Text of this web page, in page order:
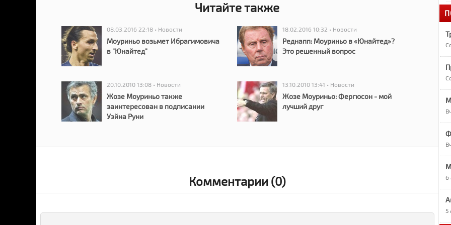
Читайте также
08.03.2016 22:18 • Новости
Моуриньо возьмет Ибрагимовича
в "Юнайтед"
18.02.2016 10:32 • Новости
Реднапп: Моуриньо в «Юнайтед»?
Это решенный вопрос
20.10.2010 13:08 • Новости
Жозе Моуриньо также
заинтересован в подписании
Уэйна Руни
13.10.2010 13:41 • Новости
Жозе Моуриньо: Фергюсон - мой
лучший друг
Комментарии (0)
9
6
5